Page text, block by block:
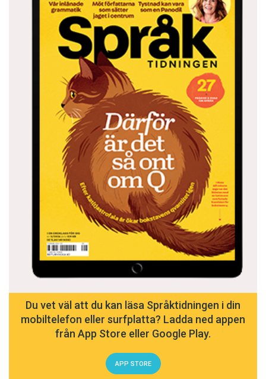
Du vet väl att du kan läsa Språktidningen i din
mobiltelefon eller surfplatta? Ladda ned appen
från App Store eller Google Play.
APP STORE